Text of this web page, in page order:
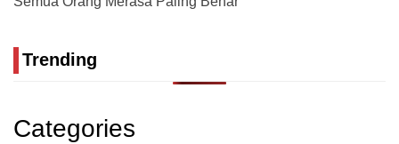
Trending
Categories